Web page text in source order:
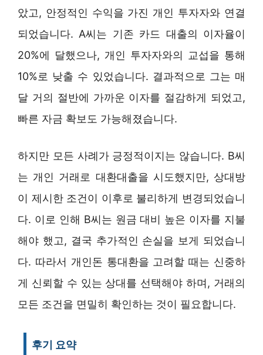
았고, 안정적인 수익을 가진 개인 투자자와 연결
되었습니다. A씨는 기존 카드 대출의 이자율이
20%에 달했으나, 개인 투자자와의 교섭을 통해
10%로 낮출 수 있었습니다. 결과적으로 그는 매
달 거의 절반에 가까운 이자를 절감하게 되었고,
빠른 자금 확보도 가능해졌습니다.
하지만 모든 사례가 긍정적이지는 않습니다. B씨
는 개인 거래로 대환대출을 시도했지만, 상대방
이 제시한 조건이 이후로 불리하게 변경되었습니
다. 이로 인해 B씨는 원금 대비 높은 이자를 지불
해야 했고, 결국 추가적인 손실을 보게 되었습니
다. 따라서 개인돈 통대환을 고려할 때는 신중하
게 신뢰할 수 있는 상대를 선택해야 하며, 거래의
모든 조건을 면밀히 확인하는 것이 필요합니다.
후기 요약